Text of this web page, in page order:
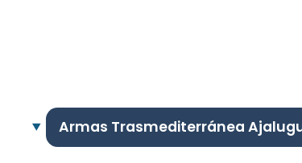
Armas Trasmediterránea